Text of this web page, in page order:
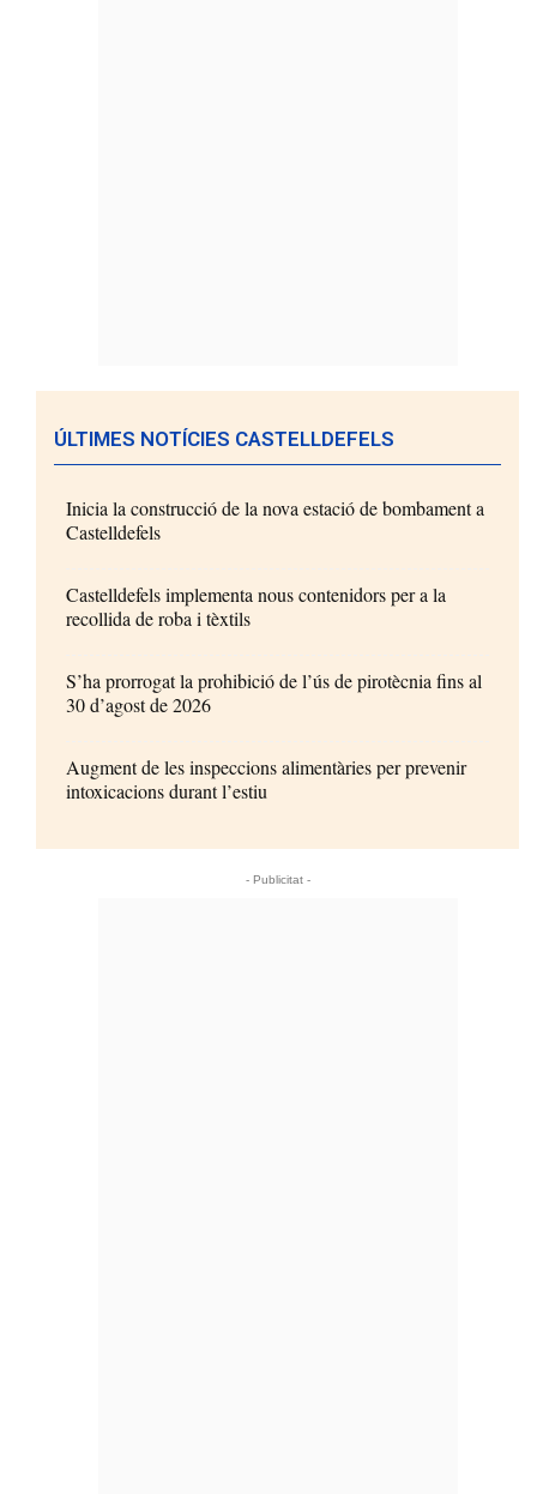
ÚLTIMES NOTÍCIES CASTELLDEFELS
Inicia la construcció de la nova estació de bombament a
Castelldefels
Castelldefels implementa nous contenidors per a la
recollida de roba i tèxtils
S’ha prorrogat la prohibició de l’ús de pirotècnia fins al
30 d’agost de 2026
Augment de les inspeccions alimentàries per prevenir
intoxicacions durant l’estiu
- Publicitat -